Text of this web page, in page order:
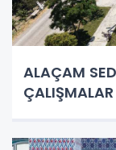
ALAÇAM